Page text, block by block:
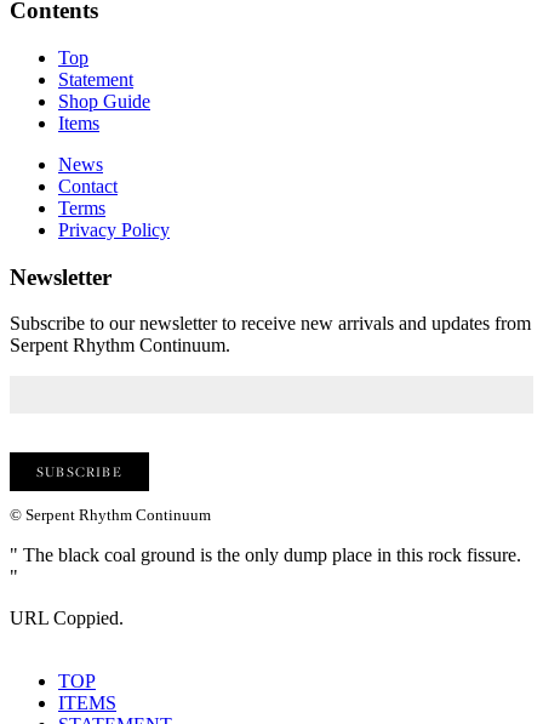
Contents
Top
Statement
Shop Guide
Items
News
Contact
Terms
Privacy Policy
Newsletter
Subscribe to our newsletter to receive new arrivals and updates from
Serpent Rhythm Continuum.
© Serpent Rhythm Continuum
" The black coal ground is the only dump place in this rock fissure.
"
URL Coppied.
TOP
ITEMS